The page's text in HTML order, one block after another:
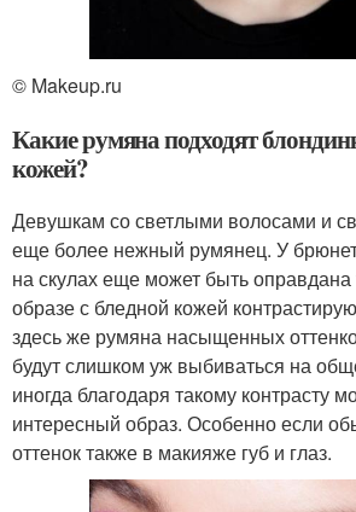
© Makeup.ru
Какие румяна подходят
кожей?
Девушкам со светлыми волосами и
еще более нежный румянец. У
на скулах еще может быть оправдана
образе с бледной кожей
здесь же румяна насыщенных
будут слишком уж выбиваться на
иногда благодаря такому контрасту
интересный образ. Особенно если
оттенок также в макияже губ и глаз.